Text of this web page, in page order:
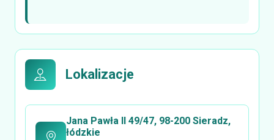
Lokalizacje
Jana Pawła II 49/47, 98-200 Sieradz,
łódzkie